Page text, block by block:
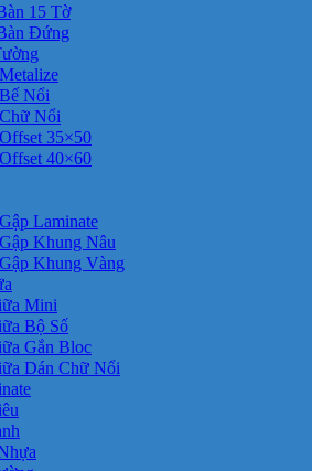
15 Tờ
Đứng
Nổi
Nổi
35×50
40×60
Laminate
Khung Nâu
Khung Vàng
Mini
Bộ Số
Gắn Bloc
Dán Chữ Nổi